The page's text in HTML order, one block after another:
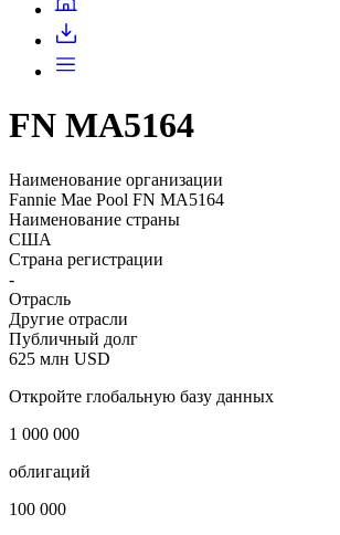
FN MA5164
Наименование организации
Fannie Mae Pool FN MA5164
Наименование страны
США
Страна регистрации
-
Отрасль
Другие отрасли
Публичный долг
625 млн USD
Откройте глобальную базу данных
1 000 000
облигаций
100 000